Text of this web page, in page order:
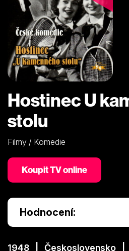
Hostinec U
stolu
Filmy / Komedie
Koupit TV online
Hodnocení:
1948 | Československo |